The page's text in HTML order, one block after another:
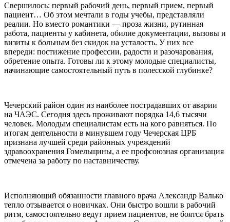
Свершилось: первый рабочий день, первый прием, первый
пациент… Об этом мечтали в годы учебы, представляли
реалии. Но вместо романтики — проза жизни, рутинная
работа, пациенты у кабинета, обилие документации, вызовы и
визиты к больным без скидок на усталость. У них все
впереди: постижение профессии, радости и разочарования,
обретение опыта. Готовы ли к этому молодые специалисты,
начинающие самостоятельный путь в полесской глубинке?
Чечерский район один из наиболее пострадавших от аварии
на ЧАЭС. Сегодня здесь проживают порядка 14,6 тысячи
человек. Молодым специалистам есть на кого равняться. По
итогам деятельности в минувшем году Чечерская ЦРБ
признана лучшей среди районных учреждений
здравоохранения Гомельщины, а ее профсоюзная организация
отмечена за работу по наставничеству.
Исполняющий обязанности главного врача Александр Валько
тепло отзывается о новичках. Они быстро вошли в рабочий
ритм, самостоятельно ведут прием пациентов, не боятся брать